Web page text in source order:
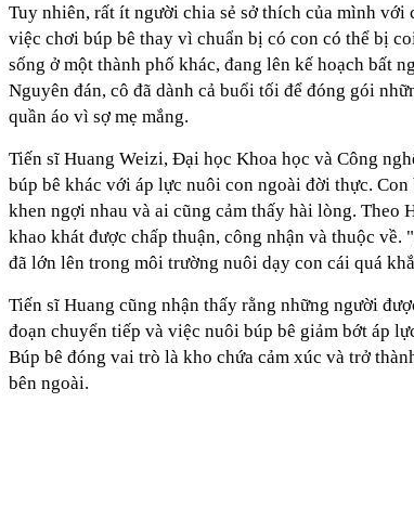
Tuy nhiên, rất ít người chia sẻ sở thích của mình
việc chơi búp bê thay vì chuẩn bị có con có thể bị
sống ở một thành phố khác, đang lên kế hoạch bất
Nguyên đán, cô đã dành cả buổi tối để đóng gói
quần áo vì sợ mẹ mắng.
Tiến sĩ Huang Weizi, Đại học Khoa học và Công
búp bê khác với áp lực nuôi con ngoài đời thực. Con
khen ngợi nhau và ai cũng cảm thấy hài lòng. Theo
khao khát được chấp thuận, công nhận và thuộc
đã lớn lên trong môi trường nuôi dạy con cái quá
Tiến sĩ Huang cũng nhận thấy rằng những người
đoạn chuyển tiếp và việc nuôi búp bê giảm bớt áp
Búp bê đóng vai trò là kho chứa cảm xúc và trở
bên ngoài.